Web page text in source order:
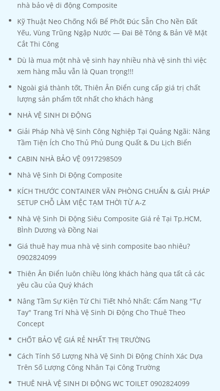
nhà bảo vệ di động Composite
Kỹ Thuật Neo Chống Nổi Bể Phốt Đúc Sẵn Cho Nền Đất
Yếu, Vùng Trũng Ngập Nước — Đai Bê Tông & Bản Vẽ Mặt
Cắt Thi Công
Dù là mua một nhà vệ sinh hay nhiều nhà vệ sinh thì việc
xem hàng mẫu vẫn là Quan trọng!!!
Ngoài giá thành tốt, Thiên Ân Điển cung cấp giá trị chất
lượng sản phẩm tốt nhất cho khách hàng
NHÀ VỆ SINH DI ĐỘNG
Giải Pháp Nhà Vệ Sinh Công Nghiệp Tại Quảng Ngãi: Nâng
Tầm Tiện Ích Cho Thủ Phủ Dung Quất & Du Lịch Biển
CABIN NHÀ BẢO VỆ 0917298509
Nhà Vệ Sinh Di Động Composite
KÍCH THƯỚC CONTAINER VĂN PHÒNG CHUẨN & GIẢI PHÁP
SETUP CHỖ LÀM VIỆC TẠM THỜI TỪ A-Z
Nhà Vệ Sinh Di Động Siêu Composite Giá rẻ Tại Tp.HCM,
BÌnh Dương và Đồng Nai
Giá thuê hay mua nhà vệ sinh composite bao nhiêu?
0902824099
Thiên Ân Điển luôn chiều lòng khách hàng qua tất cả các
yêu cầu của Quý khách
Nâng Tầm Sự Kiện Từ Chi Tiết Nhỏ Nhất: Cẩm Nang "Tự
Tay" Trang Trí Nhà Vệ Sinh Di Động Cho Thuê Theo
Concept
CHỐT BẢO VỆ GIÁ RẺ NHẤT THỊ TRƯỜNG
Cách Tính Số Lượng Nhà Vệ Sinh Di Động Chính Xác Dựa
Trên Số Lượng Công Nhân Tại Công Trường
THUÊ NHÀ VỆ SINH DI ĐỘNG WC TOILET 0902824099